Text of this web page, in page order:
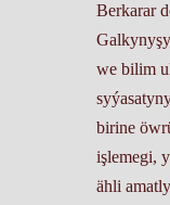
Berkarar
we bilim
birine
işlemegi,
ähli